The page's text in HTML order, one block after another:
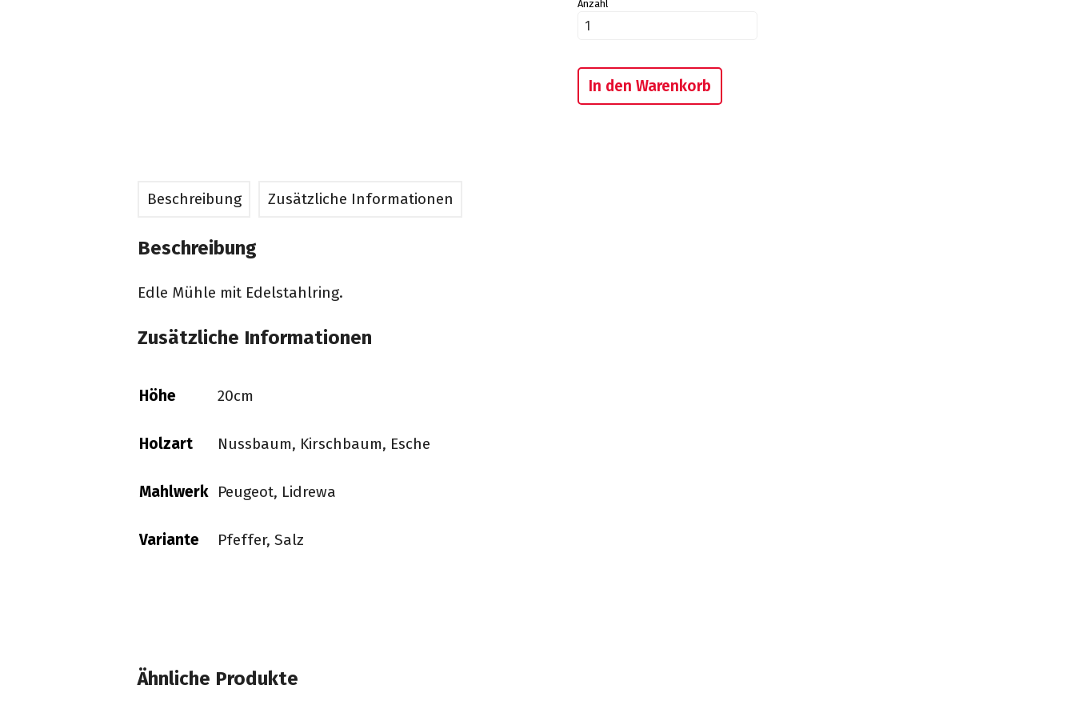
Anzahl
In den Warenkorb
Beschreibung Zusätzliche Informationen
Beschreibung
Edle Mühle mit Edelstahlring.
Zusätzliche Informationen
Höhe 20cm
Holzart Nussbaum, Kirschbaum, Esche
Mahlwerk Peugeot, Lidrewa
Variante Pfeffer, Salz
Ähnliche Produkte